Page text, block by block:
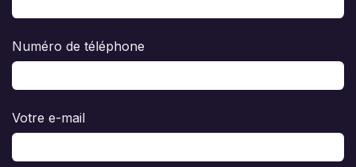
Numéro de téléphone
Votre e-mail